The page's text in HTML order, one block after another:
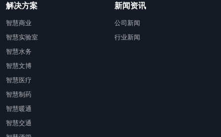
解决方案
智慧商业
智慧实验室
智慧水务
智慧文博
智慧医疗
智慧制药
智慧暖通
智慧交通
新闻资讯
公司新闻
行业新闻